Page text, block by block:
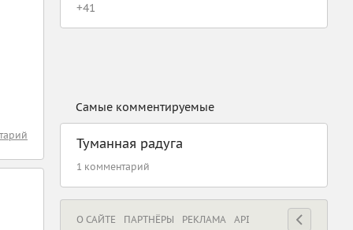
+41
Самые комментируемые
Туманная радуга
1 комментарий
О САЙТЕ ПАРТНЁРЫ РЕКЛАМА API